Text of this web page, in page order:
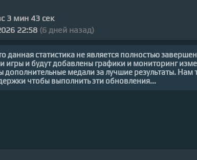
3 мин43 сек
22:58 (6 дней назад)
данная статистика не является полностью
игры и будут добавлены графики и мониторинг
дополнительные медали за лучшие результаты. Нам
чтобы выполнить эти обновления...